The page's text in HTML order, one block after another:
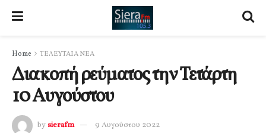
Home ΤΕΛΕΥΤΑΙΑ ΝΕΑ
Διακοπή ρεύματος την Τετάρτη
10 Αυγούστου
by sierafm 9 Αυγούστου 2022